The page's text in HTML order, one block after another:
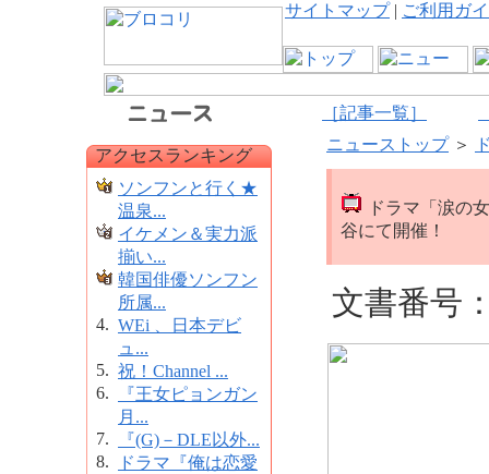
サイトマップ| ご利用ガ
［記事一覧］
アクセスランキング
ソンフンと行く★
温泉...
イケメン＆実力派
揃い...
韓国俳優ソンフン
所属...
4. WEi 、日本デビ
ュ...
5. 祝！Channel ...
6.
『王女ピョンガン
月...
7.
『(G)－DLE以外...
8.
ドラマ『俺は恋愛
ニューストップ＞
ドラマ「涙の
谷にて開催！
文書番号